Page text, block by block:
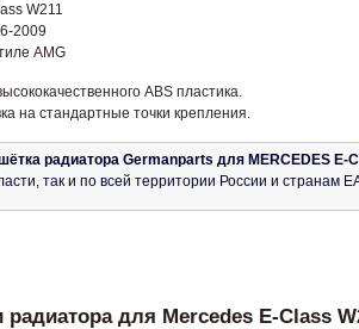
W211
2009
AMG
ABS пластика.
на стандартные точки крепления.
радиатора Germanparts для MERCEDES E-
так и по всей территории России и странам
для Mercedes E-Class